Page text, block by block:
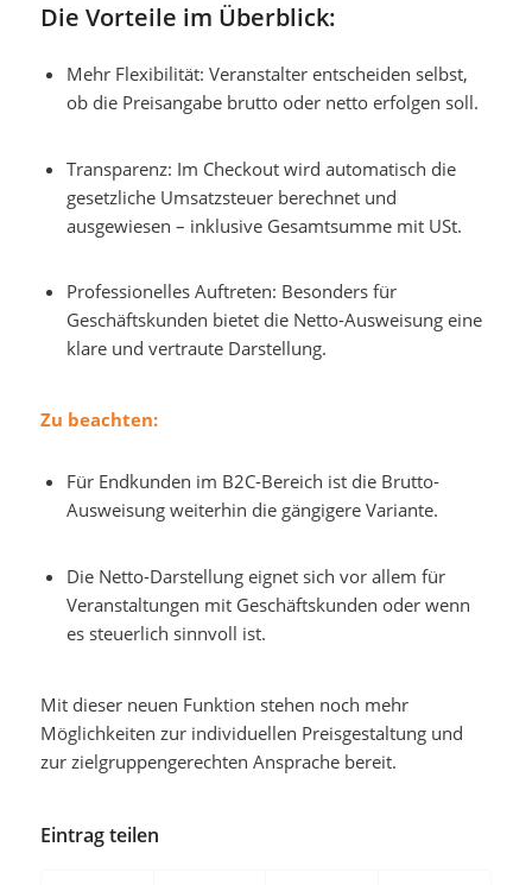
Die Vorteile im Überblick:
Mehr Flexibilität: Veranstalter entscheiden selbst,
ob die Preisangabe brutto oder netto erfolgen soll.
Transparenz: Im Checkout wird automatisch die
gesetzliche Umsatzsteuer berechnet und
ausgewiesen – inklusive Gesamtsumme mit USt.
Professionelles Auftreten: Besonders für
Geschäftskunden bietet die Netto-Ausweisung eine
klare und vertraute Darstellung.
Zu beachten:
Für Endkunden im B2C-Bereich ist die Brutto-
Ausweisung weiterhin die gängigere Variante.
Die Netto-Darstellung eignet sich vor allem für
Veranstaltungen mit Geschäftskunden oder wenn
es steuerlich sinnvoll ist.
Mit dieser neuen Funktion stehen noch mehr
Möglichkeiten zur individuellen Preisgestaltung und
zur zielgruppengerechten Ansprache bereit.
Eintrag teilen